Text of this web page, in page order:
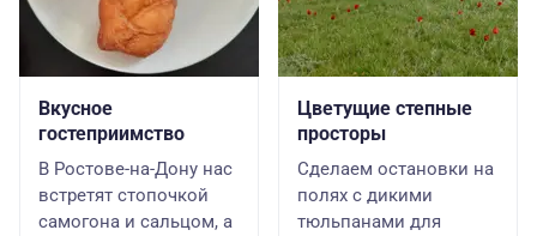
Вкусное
гостеприимство
В Ростове-на-Дону нас
встретят стопочкой
самогона и сальцом, а
Цветущие степные
просторы
Сделаем остановки на
полях с дикими
тюльпанами для